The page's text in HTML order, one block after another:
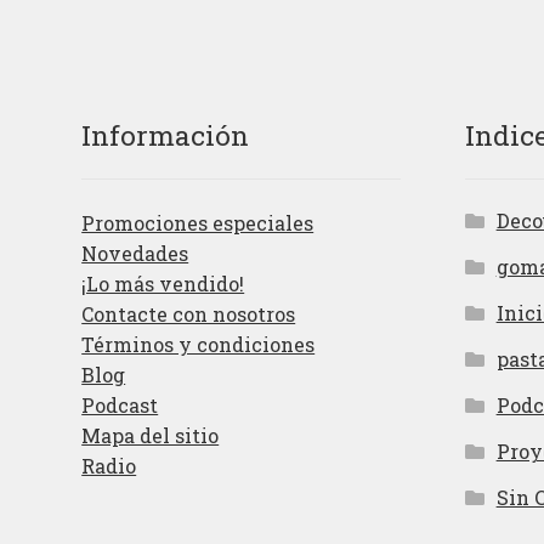
Información
Promociones especiales
Novedades
¡Lo más vendido!
Contacte con nosotros
Términos y condiciones
Blog
Podcast
Mapa del sitio
Radio
Sin